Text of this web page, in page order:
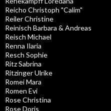
Reicho Christoph "Calim"
Reiler Christine
Reinisch Barbara & Andreas
Reisch Michael
Renna Ilaria
Resch Sophie
Ritz Sabrina
Ritzinger Ulrike
Romei Mara
Romen Evi
Rose Christina
Rose Doris